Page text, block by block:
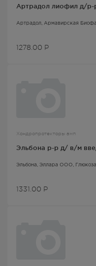
Артрадол лиофил д/р-
Артрадол , Армавирская
1278.00 Р
Хондропротекторы амп
Эльбона р-р д/ в/м
Эльбона , Эллара ООО,
1331.00 Р